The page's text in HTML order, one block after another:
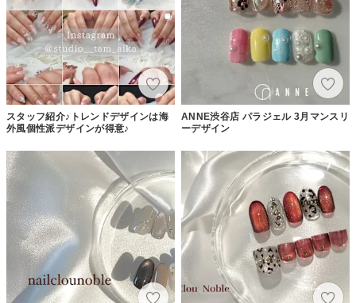
スタッフ紹介♪トレンドデザインは海
外風個性派デザインが得意♪
ANNE渋谷店 パラジェル 3月マンスリ
ーデザイン